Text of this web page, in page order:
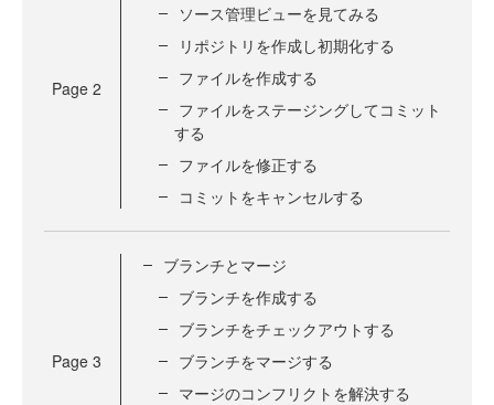
Page 2
ソース管理ビューを見てみる
リポジトリを作成し初期化する
ファイルを作成する
ファイルをステージングしてコミット
する
ファイルを修正する
コミットをキャンセルする
Page 3
ブランチとマージ
ブランチを作成する
ブランチをチェックアウトする
ブランチをマージする
マージのコンフリクトを解決する